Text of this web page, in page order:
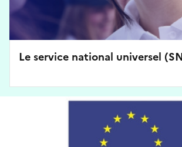
Le service national universel